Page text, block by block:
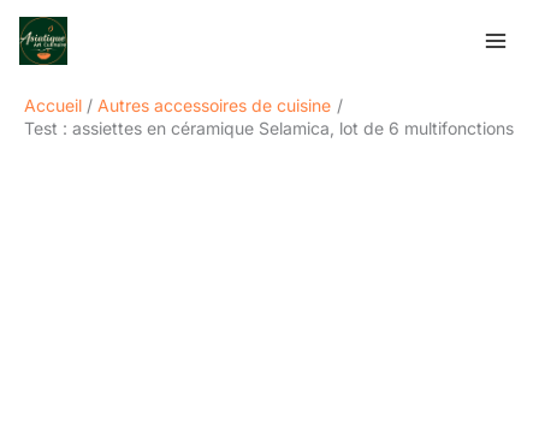
Aller
Accueil
Autres accessoires de cuisine
Test : assiettes en céramique Selamica, lot de 6 multifonctions
Rechercher